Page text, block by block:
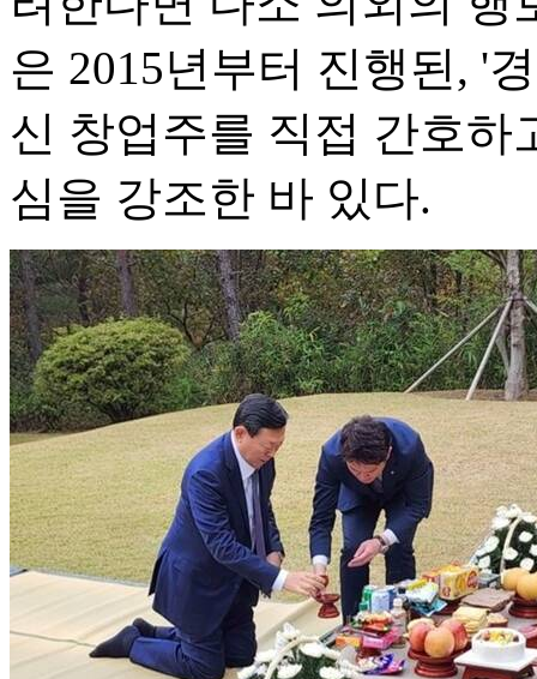
은 2015년부터 진행된, '
신 창업주를 직접 간호하
심을 강조한 바 있다.